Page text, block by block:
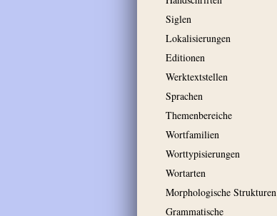
Siglen
Lokalisierungen
Editionen
Werktextstellen
Sprachen
Themenbereiche
Wortfamilien
Worttypisierungen
Wortarten
Morphologische Strukturen
Grammatische